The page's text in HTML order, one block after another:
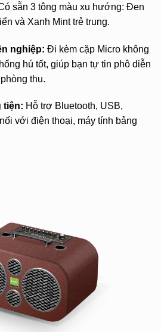
sẵn 3 tông màu xu hướng: Đen
và Xanh Mint trẻ trung.
nghiệp: Đi kèm cặp Micro không
hú tốt, giúp bạn tự tin phô diễn
thu.
tiện: Hỗ trợ Bluetooth, USB,
với điện thoại, máy tính bảng